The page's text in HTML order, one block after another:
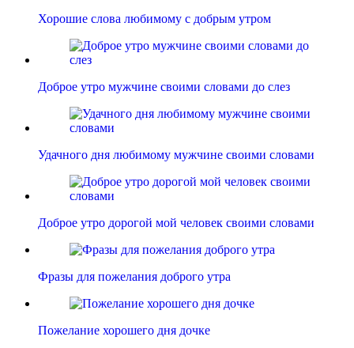
Хорошие слова любимому с добрым утром
Доброе утро мужчине своими словами до слез
Удачного дня любимому мужчине своими словами
Доброе утро дорогой мой человек своими словами
Фразы для пожелания доброго утра
Пожелание хорошего дня дочке